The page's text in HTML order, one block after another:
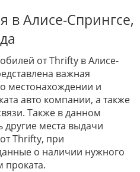
в Алисе-Спрингсе,
от Thrifty в Алисе-
важная
местонахождении и
авто компании, а также
Также в данном
места выдачи
Thrifty, при
о наличии нужного
проката.